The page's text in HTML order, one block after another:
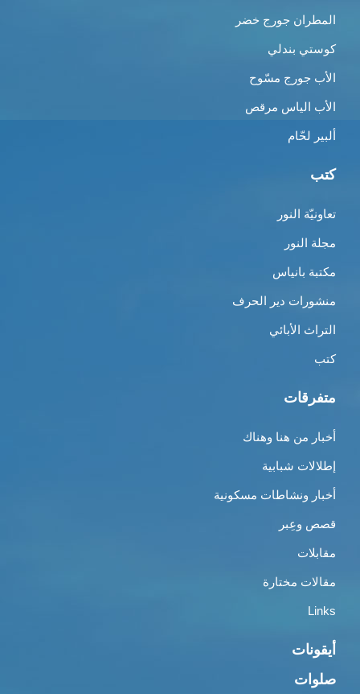
المطران جورج خضر
كوستي بندلي
الأب جورج مسّوح
الأب الياس مرقص
ألبير لحّام
كتب
تعاونيّة النور
مجلة النور
مكتبة بانياس
منشورات دير الحرف
التراث الأبائي
كتب
متفرقات
أخبار من هنا وهناك
إطلالات شبابية
أخبار ونشاطات مسكونية
قصص وعِبر
مقابلات
مقالات مختارة
Links
أيقونات
صلوات